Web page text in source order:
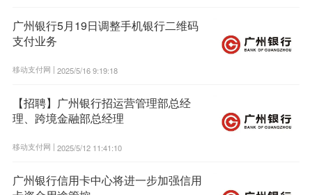
广州银行5月19日调整手机银行二维码
支付业务
移动支付网 | 2025/5/16 9:19:18
【招聘】广州银行招运营管理部总经
理、跨境金融部总经理
移动支付网 | 2025/5/12 11:41:10
广州银行信用卡中心将进一步加强信用